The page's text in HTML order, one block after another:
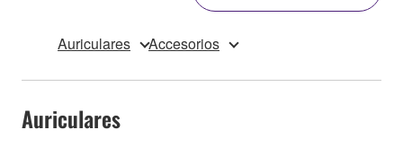
Auriculares Accesorios
Auriculares